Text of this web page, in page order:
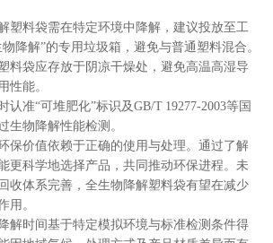
塑料袋需在特定环境中降解，建议投放至工
降解”的专用垃圾箱，避免与普通塑料混合。
料袋应存放于阴凉干燥处，避免高温高湿导
性能。
认准“可堆肥化”标识及GB/T 19277-2003等国
生物降解性能检测。
保价值依赖于正确的使用与处理。通过了解
更科学地选择产品，共同推动环保进程。未
收体系完善，全生物降解塑料袋有望在减少
用。
解时间基于特定模拟环境与标准检测条件得